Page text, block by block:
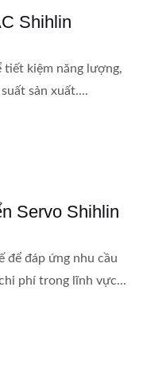
Shihlin
tiết kiệm năng lượng,
sản xuất....
Servo Shihlin
để đáp ứng nhu cầu
phí trong lĩnh vực...